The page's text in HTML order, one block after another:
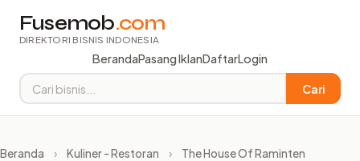
Fusemob.com
DIREKTORI BISNIS INDONESIA
BerandaPasang IklanDaftarLogin
Cari
Beranda › Kuliner - Restoran › The House Of Raminten